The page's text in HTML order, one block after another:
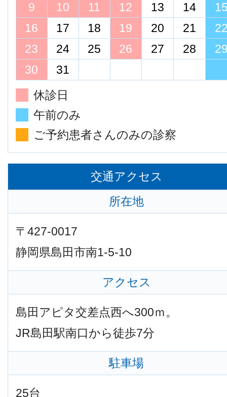
9
10 11 12 13 14
16
17 18 19 20 21
23
24 25 26 27 28
30
31
休診日
午前のみ
ご予約患者さんのみの診察
交通アクセス
所在地
〒427-0017
静岡県島田市南1-5-10
アクセス
島田アピタ交差点西へ300ｍ。
JR島田駅南口から徒歩7分
駐車場
25台